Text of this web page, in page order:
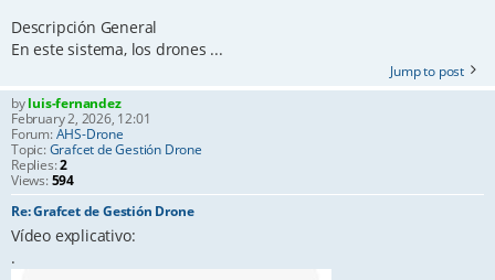
Descripción General
En este sistema, los drones ...
Jump to post
byluis-fernandez
February 2, 2026, 12:01
Forum:AHS-Drone
Topic:Grafcet de Gestión Drone
Replies:2
Views:594
Re: Grafcet de Gestión Drone
Vídeo explicativo:
.